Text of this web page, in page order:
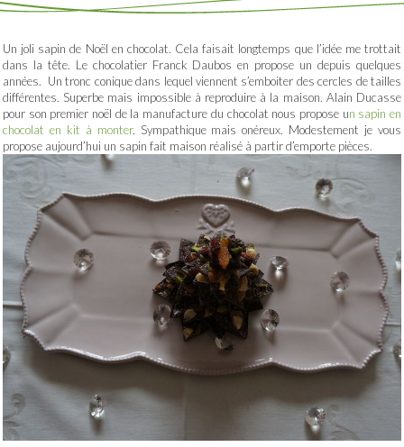
Un joli sapin de Noël en chocolat. Cela faisait longtemps que l’idée me trottait
dans la tête. Le chocolatier Franck Daubos en propose un depuis quelques
années. Un tronc conique dans lequel viennent s’emboiter des cercles de tailles
différentes. Superbe mais impossible à reproduire à la maison. Alain Ducasse
pour son premier noël de la manufacture du chocolat nous propose un sapin en
chocolat en kit à monter. Sympathique mais onéreux. Modestement je vous
propose aujourd’hui un sapin fait maison réalisé à partir d’emporte pièces.